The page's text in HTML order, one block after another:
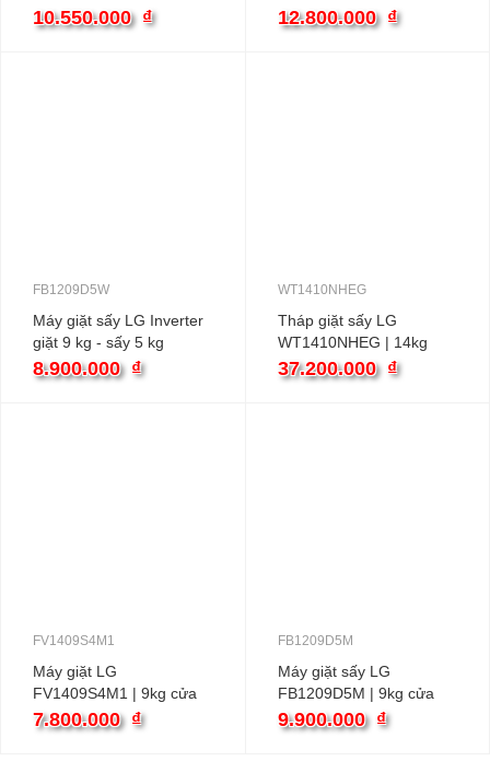
| 10kg cửa ngang inverter
10.550.000 ₫ | 12kg cửa ngang inverter
12.800.000 ₫
FB1209D5W
Máy giặt sấy LG Inverter
giặt 9 kg - sấy 5 kg
FB1209D5W màu trắng
8.900.000 ₫
WT1410NHEG
Tháp giặt sấy LG
WT1410NHEG | 14kg
inverter
37.200.000 ₫
FV1409S4M1
Máy giặt LG
FV1409S4M1 | 9kg cửa
ngang inverter
7.800.000 ₫
FB1209D5M
Máy giặt sấy LG
FB1209D5M | 9kg cửa
ngang inverter
9.900.000 ₫